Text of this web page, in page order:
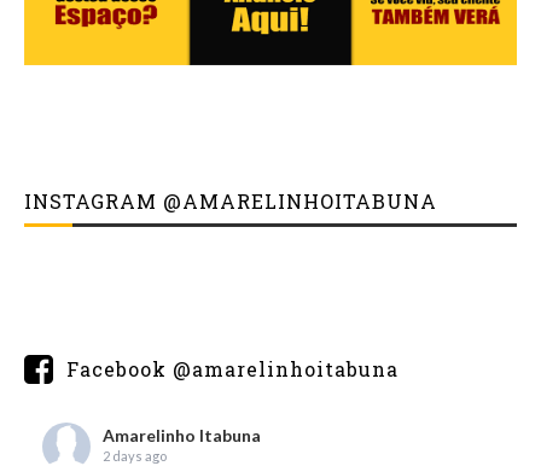
INSTAGRAM @AMARELINHOITABUNA
Facebook @amarelinhoitabuna
Amarelinho Itabuna
2 days ago